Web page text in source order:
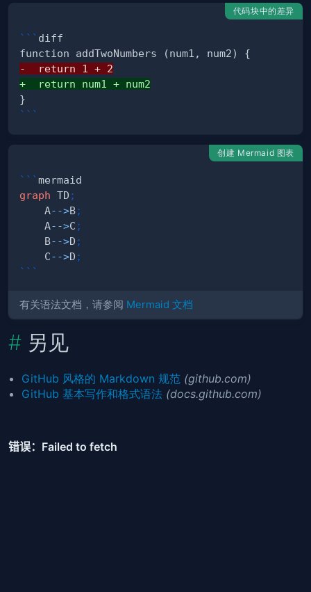
代码块中的差异
``` diff
-
+
}
```
创建 Mermaid 图表
```mermaid
graph TD ;
    A
-->B;
    A
-->C ;
    B
-->D ;
    C
-->D ;
```
有关语法文档，请参阅 Mermaid 文档
另见
GitHub 风格的 Markdown 规范 (github.com)
GitHub 基本写作和格式语法 (docs.github.com)